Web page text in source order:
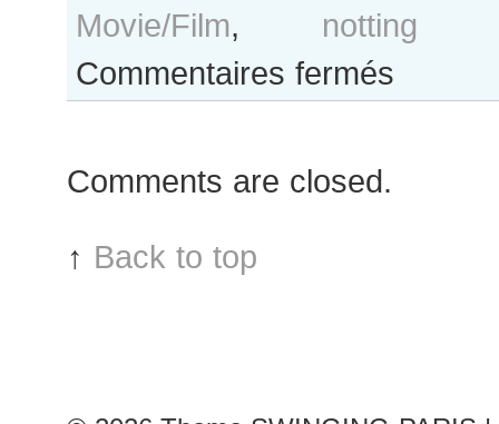
Movie/Film, notting
Commentaires fermés
Comments are closed.
↑ Back to top